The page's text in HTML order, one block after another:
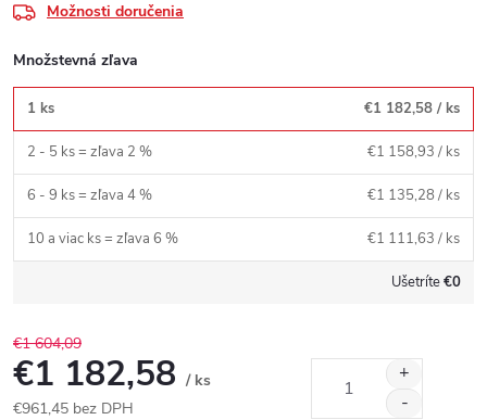
Možnosti doručenia
Množstevná zľava
1 ks €1 182,58 / ks
2 - 5 ks = zľava 2 % €1 158,93 / ks
6 - 9 ks = zľava 4 % €1 135,28 / ks
10 a viac ks = zľava 6 % €1 111,63 / ks
Ušetríte€0
€1 604,09
€1 182,58 / ks
€961,45 bez DPH